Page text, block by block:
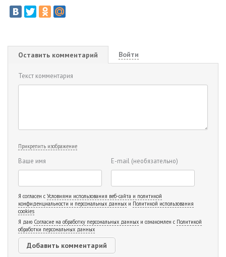
Оставить комментарий Войти
Текст комментария
Прикрепить изображение
Ваше имя E-mail (необязательно)
Я согласен с Условиями использования веб-сайта и политикой
конфиденциальности и персональных данных и Политикой использования
cookies
Я даю Согласие на обработку персональных данных и ознакомлен с Политикой
обработки персональных данных